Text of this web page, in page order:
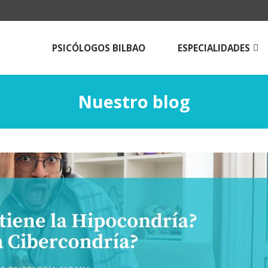
PSICÓLOGOS BILBAO ESPECIALIDADES
Psicólogos para adultos
Psicológica a Distancia
Nuestro blog